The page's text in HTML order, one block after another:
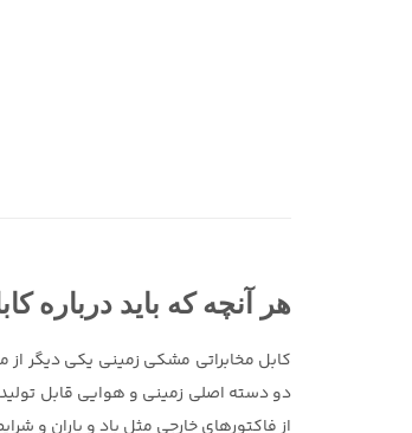
هر آنچه که باید درباره کابل
کابل مخابراتی مشکی زمینی یکی دیگر
دو دسته اصلی زمینی و هوایی قابل
از فاکتورهای خارجی مثل باد و باران و